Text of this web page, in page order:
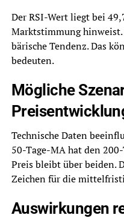
Der RSI-Wert liegt bei
Marktstimmung hinweist.
bärische Tendenz. Das
bedeuten.
Mögliche
Technische Daten
50-Tage-MA hat den
Preis bleibt über beiden.
Zeichen für die
Auswirkungen